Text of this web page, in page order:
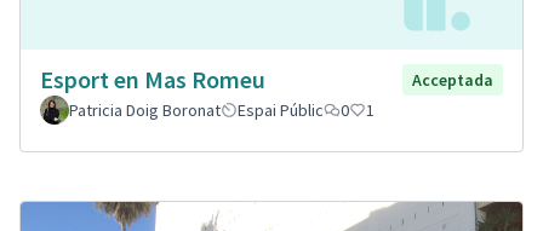
Esport en Mas Romeu
Acceptada
Patricia Doig Boronat
Espai Públic 0 1